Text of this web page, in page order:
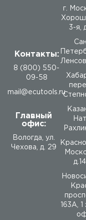
Контакты:
8 (800) 550-
09-58
mail@ecutools.ru
Главный
офис:
Вологда
ул.
Чехова, д. 29
г.
3-я,
163А,